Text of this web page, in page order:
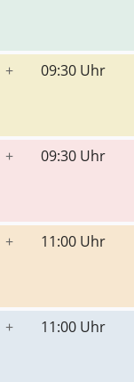
+ 09:30 Uhr
+ 09:30 Uhr
+ 11:00 Uhr
+ 11:00 Uhr